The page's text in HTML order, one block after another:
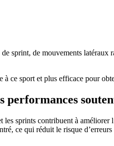
sprint, de mouvements latéraux
ce sport et plus efficace pour
performances
sprints contribuent à
ce qui réduit le risque